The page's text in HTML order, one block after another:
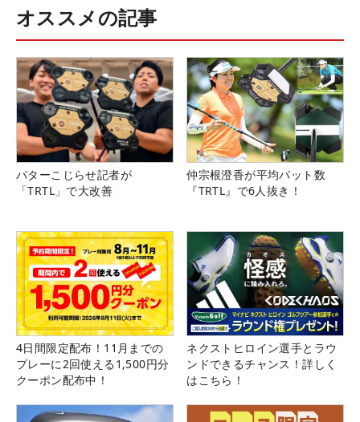
オススメの記事
パターこじらせ記者が
「TRTL」で大改善
仲宗根澄香が平均パット数
『TRTL』で6人抜き！
4日間限定配布！11月までの
プレーに2回使える1,500円分
クーポン配布中！
ネクストヒロイン選手とラウ
ンドできるチャンス！詳しく
はこちら！